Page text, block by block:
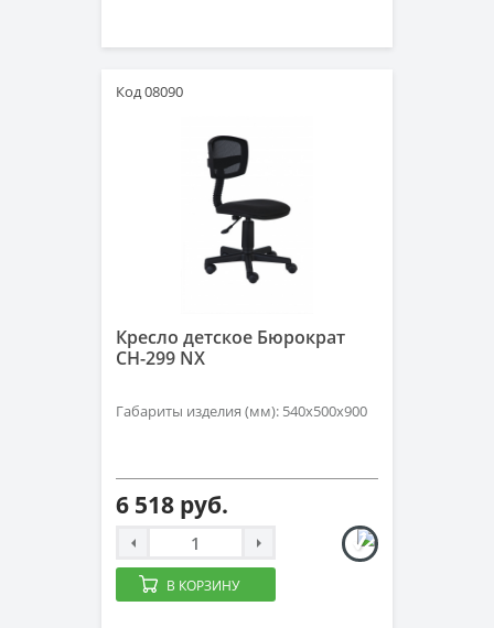
Код 08090
Кресло детское Бюрократ
CH-299 NX
Габариты изделия (мм): 540х500х900
6 518 руб.
В КОРЗИНУ